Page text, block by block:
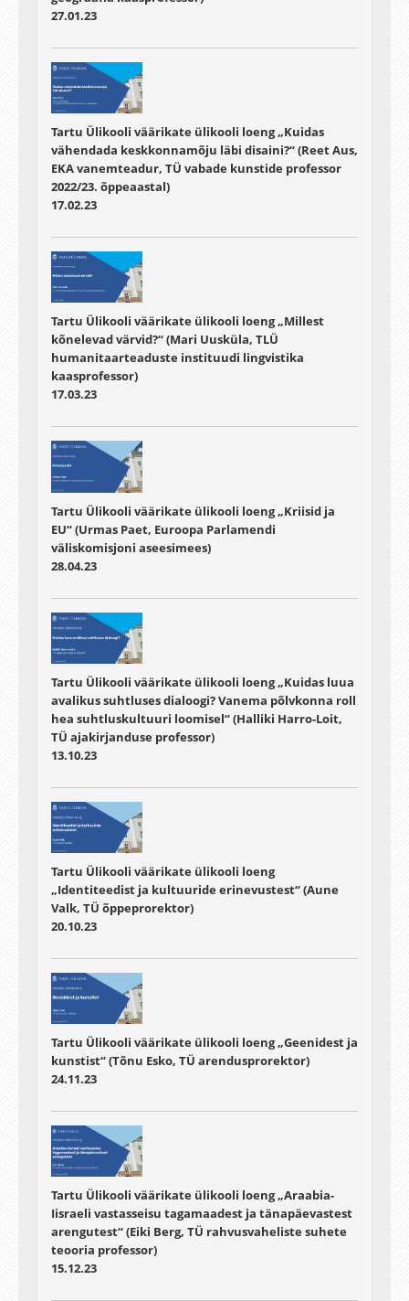
27.01.23
Tartu Ülikooli väärikate ülikooli loeng „Kuidas
vähendada keskkonnamõju läbi disaini?“ (Reet Aus,
EKA vanemteadur, TÜ vabade kunstide professor
2022/23. õppeaastal)
17.02.23
Tartu Ülikooli väärikate ülikooli loeng „Millest
kõnelevad värvid?“ (Mari Uusküla, TLÜ
humanitaarteaduste instituudi lingvistika
kaasprofessor)
17.03.23
Tartu Ülikooli väärikate ülikooli loeng „Kriisid ja
EU“ (Urmas Paet, Euroopa Parlamendi
väliskomisjoni aseesimees)
28.04.23
Tartu Ülikooli väärikate ülikooli loeng „Kuidas luua
avalikus suhtluses dialoogi? Vanema põlvkonna roll
hea suhtluskultuuri loomisel“ (Halliki Harro-Loit,
TÜ ajakirjanduse professor)
13.10.23
Tartu Ülikooli väärikate ülikooli loeng
„Identiteedist ja kultuuride erinevustest“ (Aune
Valk, TÜ õppeprorektor)
20.10.23
Tartu Ülikooli väärikate ülikooli loeng „Geenidest ja
kunstist“ (Tõnu Esko, TÜ arendusprorektor)
24.11.23
Tartu Ülikooli väärikate ülikooli loeng „Araabia-
Iisraeli vastasseisu tagamaadest ja tänapäevastest
arengutest“ (Eiki Berg, TÜ rahvusvaheliste suhete
teooria professor)
15.12.23